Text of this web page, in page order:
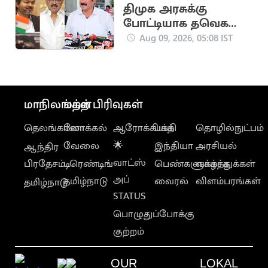
திமுக அரசுக்கு
போட்டியாக தவெக
அரசும்.. - அன்புமணி
Aug 09, 2026, 05:08 IST
மாநிலங்கள்
தெலங்கானா
ஆந்திர
பிரதேசம்
தமிழ்நாடு
மற்ற பிரிவுகள்
லோக்கல்
வேலை
டிரெண்டிங்
தமிழ்நாடு
ஆரோக்கியம்
🌟
வாட்ஸ்
அப்
STATUS
பொழுதுப்போக்கு
குற்றம்
பக்தி
இந்தியா
பெண்களுக்காக
வைரல்
தொழில்நுட்பம்
அரசியல்
வாழ்த்துக்கள்
விளம்பரங்கள்
OUR LOKAL